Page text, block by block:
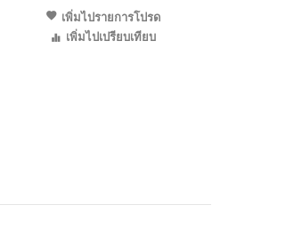
เพิ่มไปรายการโปรด
เพิ่มไปเปรียบเทียบ